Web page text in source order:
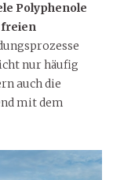
Polyphenole
freien
nur häufig
auch die
mit dem